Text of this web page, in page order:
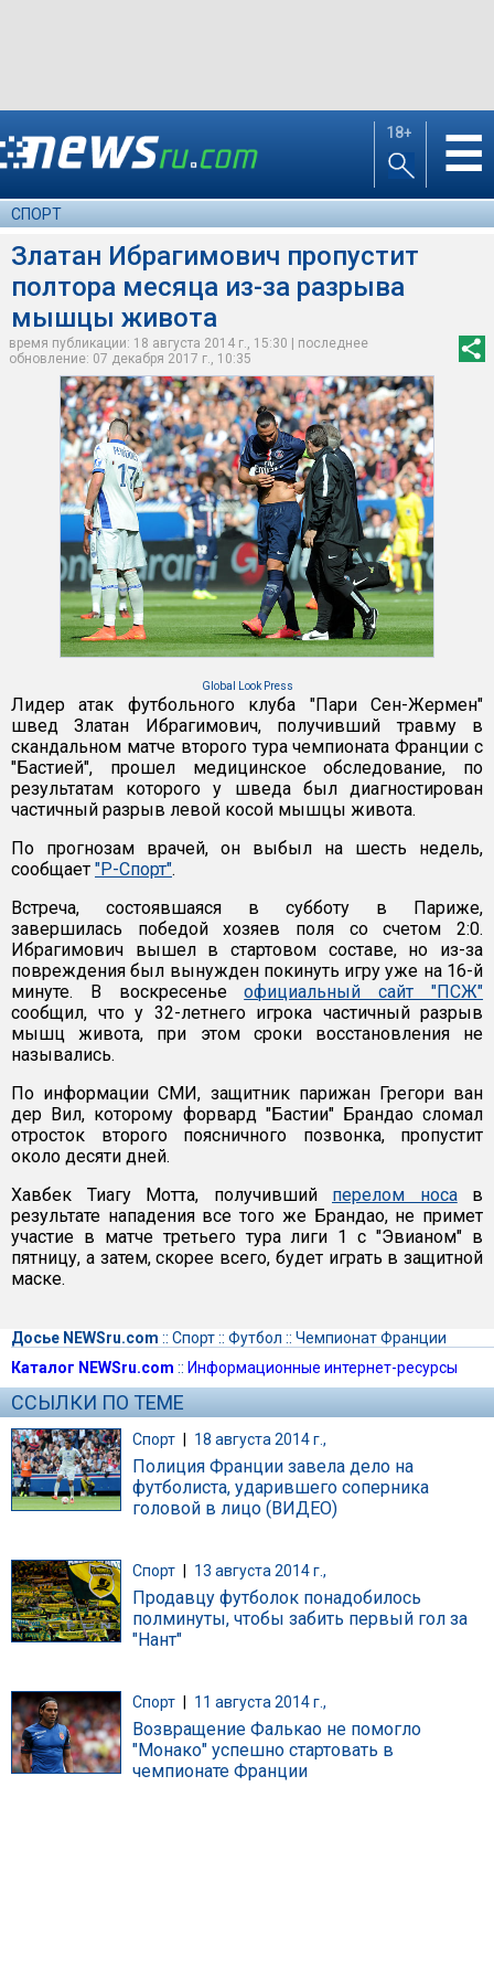
18+ ☰
СПОРТ
Златан Ибрагимович пропустит
полтора месяца из-за разрыва
мышцы живота
время публикации: 18 августа 2014 г., 15:30 | последнее
обновление: 07 декабря 2017 г., 10:35
Global Look Press
Лидер атак футбольного клуба "Пари Сен-Жермен"
швед Златан Ибрагимович, получивший травму в
скандальном матче второго тура чемпионата Франции с
"Бастией", прошел медицинское обследование, по
результатам которого у шведа был диагностирован
частичный разрыв левой косой мышцы живота.
По прогнозам врачей, он выбыл на шесть недель,
сообщает "Р-Спорт".
Встреча, состоявшаяся в субботу в Париже,
завершилась победой хозяев поля со счетом 2:0.
Ибрагимович вышел в стартовом составе, но из-за
повреждения был вынужден покинуть игру уже на 16-й
минуте. В воскресеньеофициальный сайт "ПСЖ"
сообщил, что у 32-летнего игрока частичный разрыв
мышц живота, при этом сроки восстановления не
назывались.
По информации СМИ, защитник парижан Грегори ван
дер Вил, которому форвард "Бастии" Брандао сломал
отросток второго поясничного позвонка, пропустит
около десяти дней.
Хавбек Тиагу Мотта, получивший перелом носав
результате нападения все того же Брандао, не примет
участие в матче третьего тура лиги 1 с "Эвианом" в
пятницу, а затем, скорее всего, будет играть в защитной
маске.
Досье NEWSru.com :: Спорт:: Футбол :: Чемпионат Франции
Каталог NEWSru.com :: Информационные интернет-ресурсы
ССЫЛКИ ПО ТЕМЕ
Спорт | 18 августа 2014 г.,
Полиция Франции завела дело на
футболиста, ударившего соперника
головой в лицо (ВИДЕО)
Спорт 13 августа 2014 г.,
Продавцу футболок понадобилось
полминуты, чтобы забить первый гол за
"Нант"
Спорт 11 августа 2014 г.,
Возвращение Фалькао не помогло
"Монако" успешно стартовать в
чемпионате Франции